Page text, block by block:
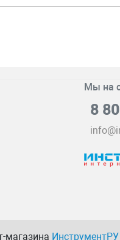
Мы на
8
магазина ИнструментРУ